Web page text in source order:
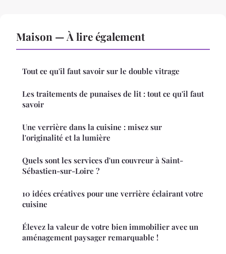
Maison — À lire également
Tout ce qu'il faut savoir sur le double vitrage
Les traitements de punaises de lit : tout ce qu'il faut
savoir
Une verrière dans la cuisine : misez sur
l'originalité et la lumière
Quels sont les services d'un couvreur à Saint-
Sébastien-sur-Loire ?
10 idées créatives pour une verrière éclairant votre
cuisine
Élevez la valeur de votre bien immobilier avec un
aménagement paysager remarquable !